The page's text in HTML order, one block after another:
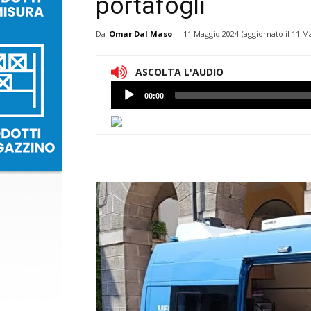
portafogli
Da Omar Dal Maso - 11 Maggio 2024 (aggiornato il 11
ASCOLTA L'AUDIO
Lettore
Audio
00:00